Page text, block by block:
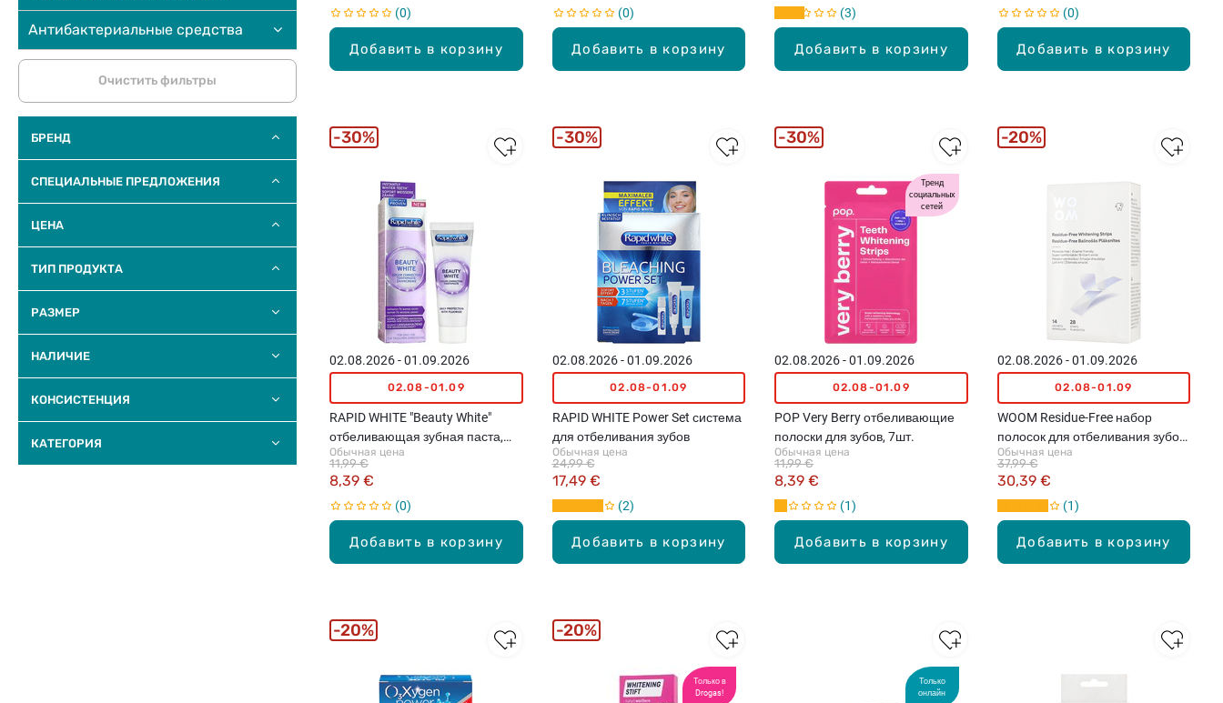
Антибактериальные средства
Очистить фильтры
БРЕНД
СПЕЦИАЛЬНЫЕ ПРЕДЛОЖЕНИЯ
ЦЕНА
ТИП ПРОДУКТА
РАЗМЕР
НАЛИЧИЕ
КОНСИСТЕНЦИЯ
КАТЕГОРИЯ
Добавить в корзину
0
Добавить в корзину
0
Добавить в корзину
3
Добавить в корзину
0
Добавить в корзину
02.08.2026 - 01.09.2026
02.08-01.09
RAPID WHITE "Beauty White"
отбеливающая зубная паста,
75мл
Обычная цена
8,39 €
11,99 €
0
30%
Добавить в корзину
02.08.2026 - 01.09.2026
02.08-01.09
RAPID WHITE Power Set система
для отбеливания зубов
Обычная цена
17,49 €
24,99 €
2
30%
Тренд
социальных
сетей
Добавить в корзину
02.08.2026 - 01.09.2026
02.08-01.09
POP Very Berry отбеливающие
полоски для зубов, 7шт.
Обычная цена
8,39 €
11,99 €
1
30%
Добавить в корзину
02.08.2026 - 01.09.2026
02.08-01.09
WOOM Residue-Free набор
полосок для отбеливания зубов,
14шт.
Обычная цена
30,39 €
37,99 €
1
20%
20%
Только в
Drogas!
20%
Только
онлайн